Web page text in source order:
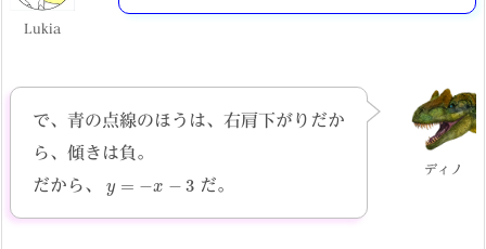
Lukia
ディノ
で、青の点線のほうは、右肩下がりだか
ら、傾きは負。
だから、
3 だ。